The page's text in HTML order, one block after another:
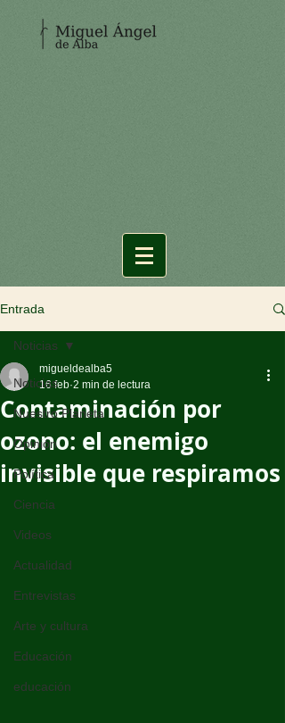
Entrada
Noticias
Nuestro Planeta
Opinión
Política
Ciencia
Videos
Actualidad
Entrevistas
Arte y cultura
Educación
educación
Noticias
Contaminación por
ozono: el enemigo
invisible que respiramos
migueldealba5
16 feb 2 min de lectura